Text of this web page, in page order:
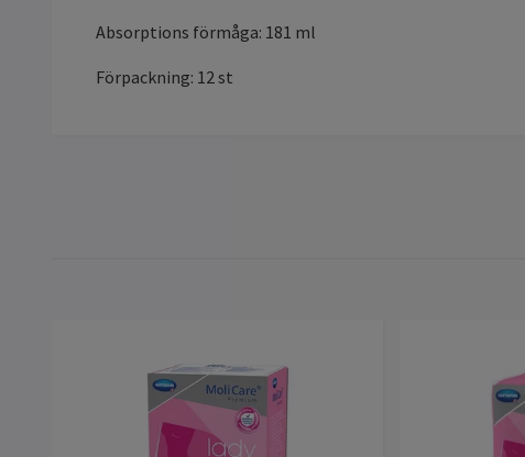
Absorptions förmåga: 181 ml
Förpackning: 12 st